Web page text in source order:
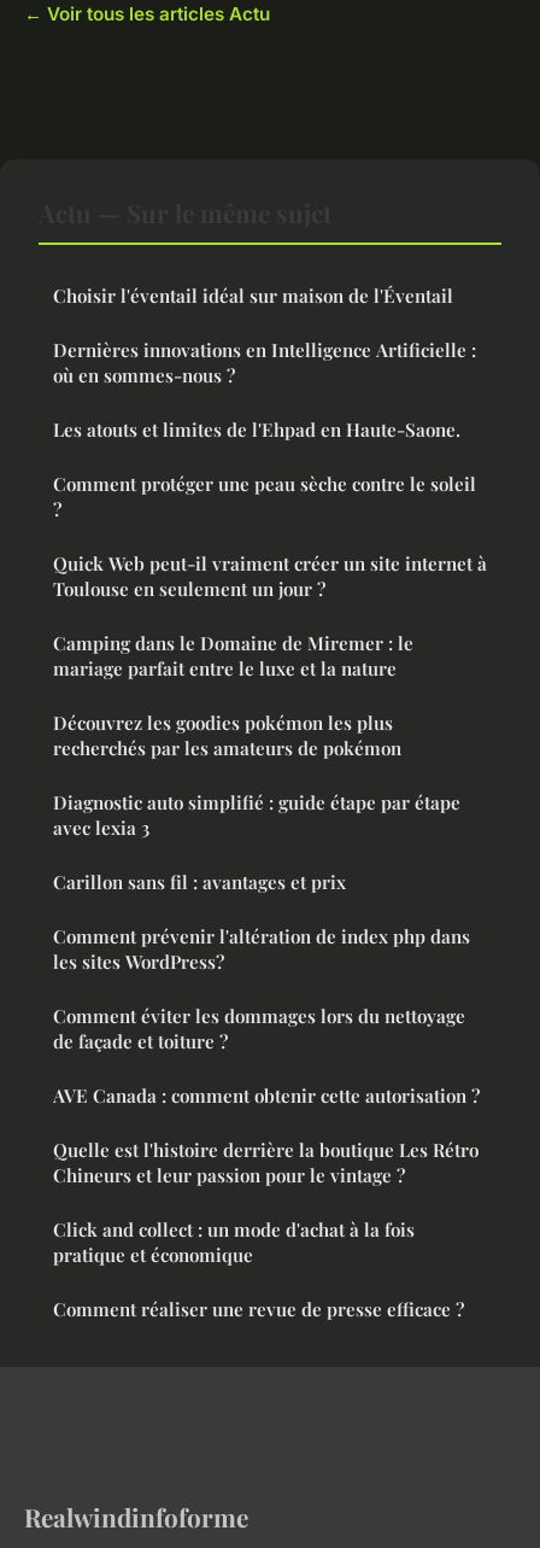
← Voir tous les articles Actu
Choisir l'éventail idéal sur maison de l'Éventail
Dernières innovations en Intelligence Artificielle :
où en sommes-nous ?
Les atouts et limites de l'Ehpad en Haute-Saone.
Comment protéger une peau sèche contre le soleil
?
Quick Web peut-il vraiment créer un site internet à
Toulouse en seulement un jour ?
Camping dans le Domaine de Miremer : le
mariage parfait entre le luxe et la nature
Découvrez les goodies pokémon les plus
recherchés par les amateurs de pokémon
Diagnostic auto simplifié : guide étape par étape
avec lexia 3
Carillon sans fil : avantages et prix
Comment prévenir l'altération de index php dans
les sites WordPress?
Comment éviter les dommages lors du nettoyage
de façade et toiture ?
AVE Canada : comment obtenir cette autorisation ?
Quelle est l'histoire derrière la boutique Les Rétro
Chineurs et leur passion pour le vintage ?
Click and collect : un mode d'achat à la fois
pratique et économique
Comment réaliser une revue de presse efficace ?
Realwindinfoforme